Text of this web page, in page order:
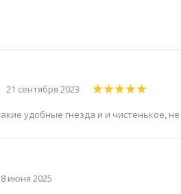
21 сентября 2023
удобные гнезда и и чистенькое,
июня 2025